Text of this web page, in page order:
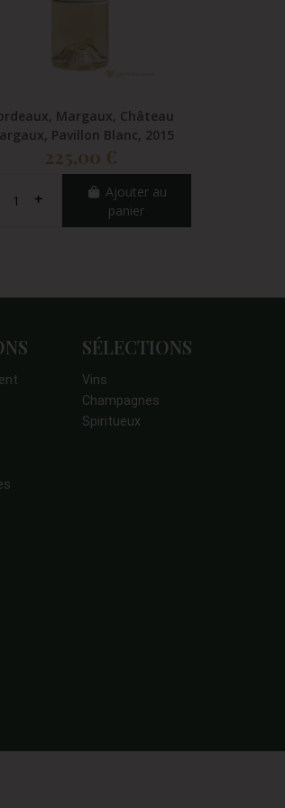
Margaux, Château
Pavillon Blanc, 2015
225,00 €
Ajouter au
panier
SÉLECTIONS
Vins
Champagnes
Spiritueux